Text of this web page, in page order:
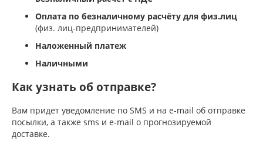
Оплата по безналичному расчёту для физ.лиц
(физ. лиц-предпринимателей)
Наложенный платеж
Наличными
Как узнать об отправке?
Вам придет уведомление по SMS и на e-mail об отправке
посылки, а также sms и e-mail о прогнозируемой
доставке.